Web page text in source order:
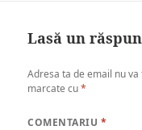
Lasă un
Adresa ta de email nu
marcate cu*
COMENTARIU *